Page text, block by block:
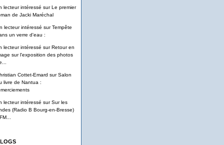
lecteur intéressé surLe premier
de Jacki Maréchal
lecteur intéressé surTempête
un verre d'eau :
lecteur intéressé surRetour en
sur l'exposition des photos
Cottet-Emard surSalon
livre de Nantua :
lecteur intéressé surSur les
(Radio B Bourg-en-Bresse)